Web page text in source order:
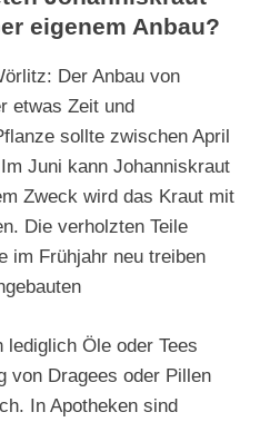
eigenem Anbau?
Der Anbau von
etwas Zeit und
sollte zwischen April
Juni kann Johanniskraut
Zweck wird das Kraut mit
Die verholzten Teile
im Frühjahr neu treiben
Öle oder Tees
von Dragees oder Pillen
In Apotheken sind